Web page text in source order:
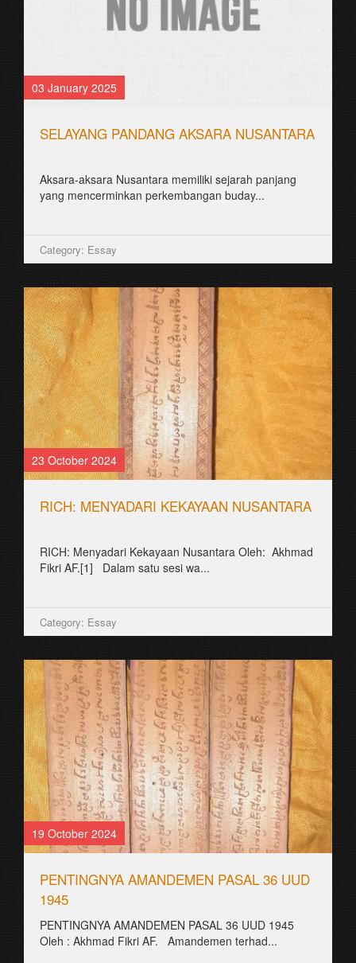
03 January 2025
SELAYANG PANDANG AKSARA NUSANTARA
Aksara-aksara Nusantara memiliki sejarah panjang
yang mencerminkan perkembangan buday...
Category: Essay
23 October 2024
RICH: MENYADARI KEKAYAAN NUSANTARA
RICH: Menyadari Kekayaan Nusantara Oleh: Akhmad
Fikri AF.[1] Dalam satu sesi wa...
Category: Essay
19 October 2024
PENTINGNYA AMANDEMEN PASAL 36 UUD
1945
PENTINGNYA AMANDEMEN PASAL 36 UUD 1945
Oleh : Akhmad Fikri AF. Amandemen terhad...